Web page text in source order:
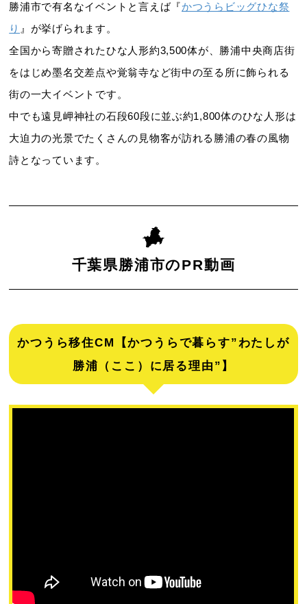
勝浦市で有名なイベントと言えば『かつうらビッグひな祭
り 』が挙げられます。
全国から寄贈されたひな人形約3,500体が、勝浦中央商店街
をはじめ墨名交差点や覚翁寺など街中の至る所に飾られる
街の一大イベントです。
中でも遠見岬神社の石段60段に並ぶ約1,800体のひな人形は
大迫力の光景でたくさんの見物客が訪れる勝浦の春の風物
詩となっています。
千葉県勝浦市のPR動画
かつうら移住CM【かつうらで暮らす”わたしが
勝浦（ここ）に居る理由”】